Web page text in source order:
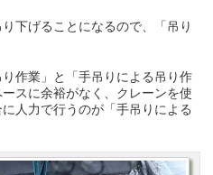
下げることになるので、「吊り
作業」と「手吊りによる吊り作
スに余裕がなく、クレーンを使
人力で行うのが「手吊りによる